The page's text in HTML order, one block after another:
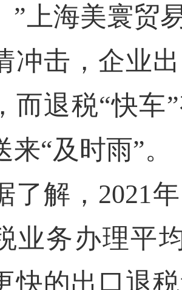
”上海美寰贸
冲击，企业
而退税“快车
来“及时雨”。
解，2021年
业务办理平
快的出口退